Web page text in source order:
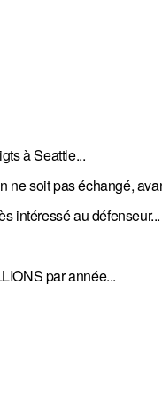
à Seattle...
ne soit pas échangé,
intéressé au défenseur...
par année...